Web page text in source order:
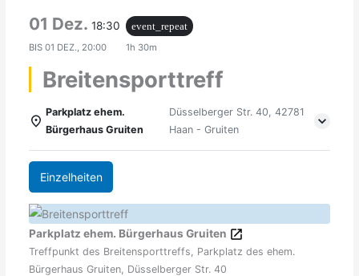
01 Dez.18:30
event_repeat
BIS01 DEZ., 20:00 1h 30m
Breitensporttreff
Parkplatz ehem.
Bürgerhaus Gruiten
Düsselberger Str. 40, 42781
Haan - Gruiten
Einzelheiten
Parkplatz ehem. Bürgerhaus Gruiten
Treffpunkt des Breitensporttreffs, Parkplatz des ehem.
Bürgerhaus Gruiten, Düsselberger Str. 40